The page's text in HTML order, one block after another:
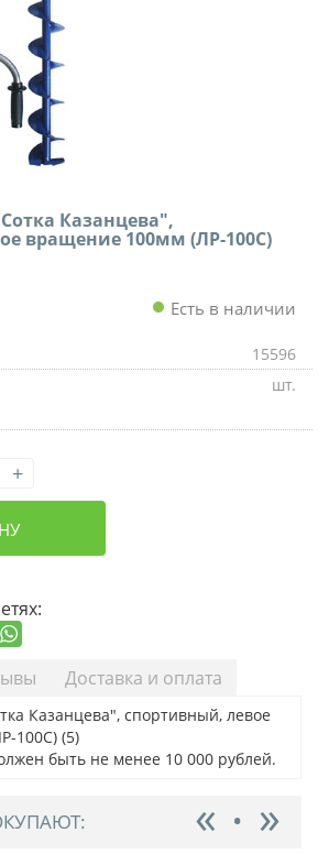
Казанцева",
вращение 100мм (ЛР-100С)
Есть в наличии
15596
шт.
+
Доставка и оплата
Казанцева", спортивный, левое
100С) (5)
быть не менее 10 000 рублей.